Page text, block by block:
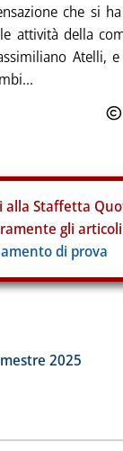
che si
attività della
Atelli,
Staffetta
gli
di prova
2025